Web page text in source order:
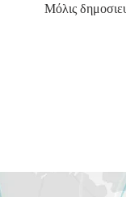
Μόλις